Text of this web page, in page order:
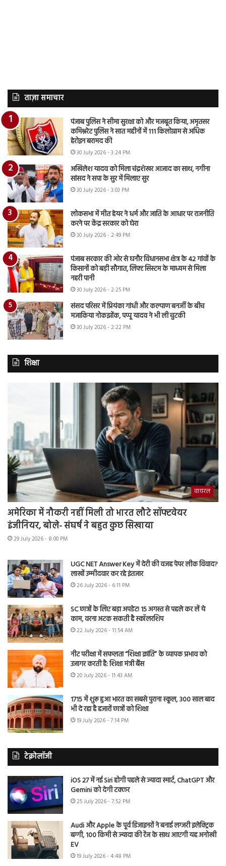
ताज़ा समाचार
पंजाब पुलिस ने सीमा सुरक्षा को और मजबूत किया, अमृतसर
कमिश्नरेट पुलिस ने सात महीनों में 111 किलोग्राम से अधिक
हेरोइन बरामद की
30 July 2026 - 3:24 PM
अखिलेश यादव को मिला चंद्रशेखर आजाद का साथ, नगीना
सांसद ने सपा के सुर में मिलाए सुर
30 July 2026 - 3:03 PM
लोकसभा में मीत हेयर ने धर्म और जाति के आधार पर राजनीति
करने पर केंद्र सरकार को घेरा
30 July 2026 - 2:49 PM
पंजाब सरकार की ओर से घनौर विधानसभा क्षेत्र के 42 गांवों के
किसानों को बड़ी सौगात, लिफ्ट सिस्टम के माध्यम से मिला
नहरी पानी
30 July 2026 - 2:25 PM
संसद परिसर में प्रियंका गांधी और कल्याण बनर्जी के बीच
मजाकिया नोकझोंक, पप्पू यादव ने भी ली चुटकी
30 July 2026 - 2:22 PM
शिक्षा
वायरल
अमेरिका में नौकरी नहीं मिली तो भारत लौटे सॉफ्टवेयर
इंजीनियर, बोले- संघर्ष ने बहुत कुछ सिखाया
29 July 2026 - 8:00 PM
UGC NET Answer Key में देरी की वजह पेपर लीक विवाद?
लाखों उम्मीदवार कर रहे इंतजार
26 July 2026 - 6:11 PM
SC छात्रों के लिए बड़ा अपडेट! 15 अगस्त से पहले कर लें ये
काम, वरना अटक सकती है स्कॉलरशिप
22 July 2026 - 11:54 AM
नीट परीक्षा में सफलता “शिक्षा क्रांति” के व्यापक प्रभाव को
उजागर करती है: शिक्षा मंत्री बैंस
20 July 2026 - 11:43 AM
1715 में शुरू हुआ भारत का सबसे पुराना स्कूल, 300 साल बाद
भी दे रहा है हजारों छात्रों को शिक्षा
19 July 2026 - 7:14 PM
टेक्नोलॉजी
iOS 27 में नई Siri होगी पहले से ज्यादा स्मार्ट, ChatGPT और
Gemini को देगी टक्कर
25 July 2026 - 7:52 PM
Audi और Apple के पूर्व डिजाइनरों ने बनाई लग्जरी इलेक्ट्रिक
बग्गी, 100 किमी से ज्यादा की रेंज के साथ आएगी यह अनोखी
EV
19 July 2026 - 4:48 PM